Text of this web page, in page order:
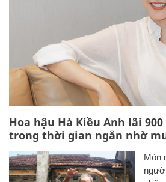
Hoa hậu Hà Kiều Anh lãi
trong thời gian ngắn nhờ
Mòn